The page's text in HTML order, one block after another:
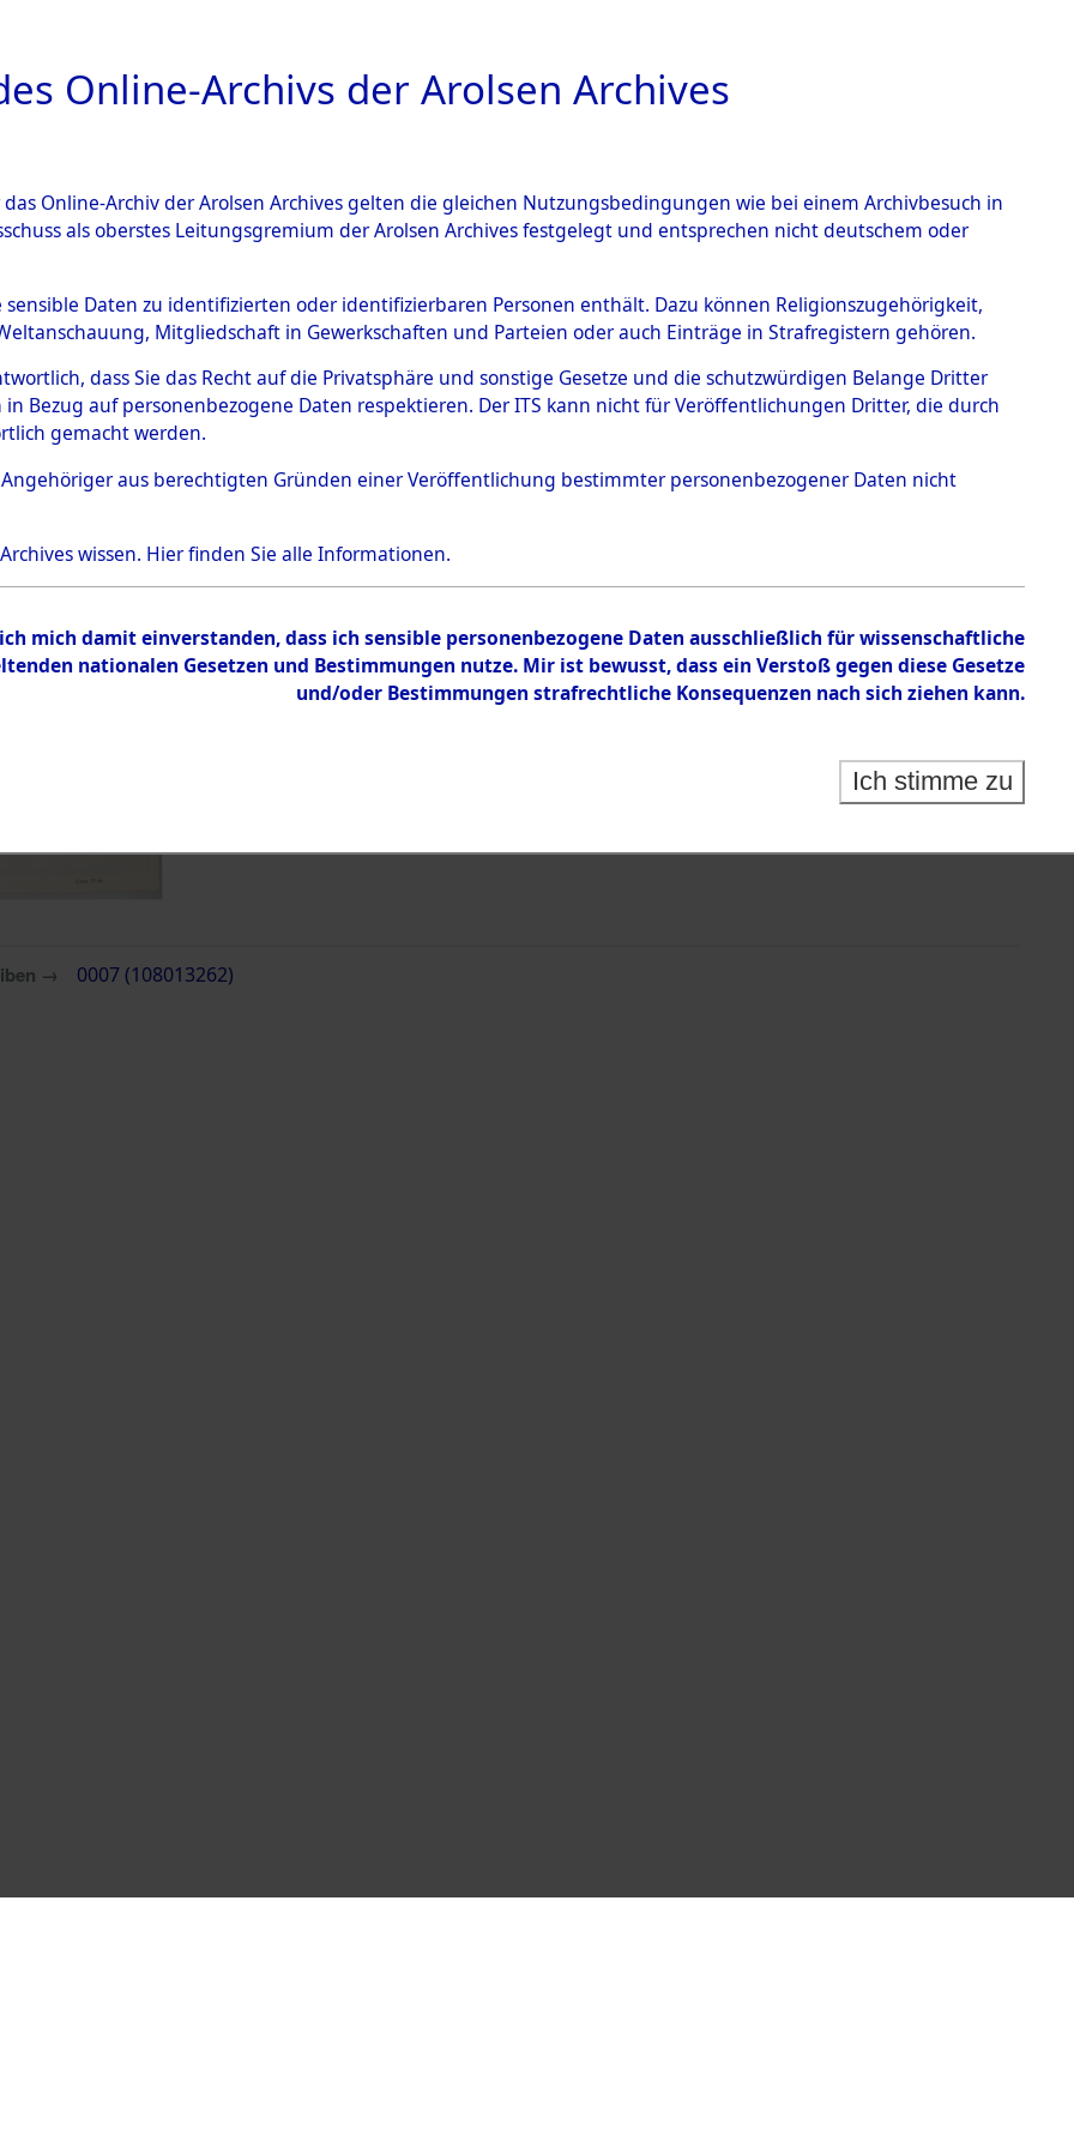
ARCHIVALE ÜBERSICHT BILD
0007 (108013262)
Person ROWINSKI, WALDEMAR
Bestand
→ 0007 (108013262)
Online-Archivs der Arolsen Archives
Online-Archiv der Arolsen Archives gelten die gleichen Nutzungsbedingungen wie bei einem Archivbesuch in
als oberstes Leitungsgremium der Arolsen Archives festgelegt und entsprechen nicht deutschem oder
sensible Daten zu identifizierten oder identifizierbaren Personen enthält. Dazu können Religionszugehörigkeit,
Mitgliedschaft in Gewerkschaften und Parteien oder auch Einträge in Strafregistern gehören.
dass Sie das Recht auf die Privatsphäre und sonstige Gesetze und die schutzwürdigen Belange Dritter
Bezug auf personenbezogene Daten respektieren. Der ITS kann nicht für Veröffentlichungen Dritter, die durch
gemacht werden.
Angehöriger aus berechtigten Gründen einer Veröffentlichung bestimmter personenbezogener Daten nicht
wissen. Hierfinden Sie alle Informationen.
mich damit einverstanden, dass ich sensible personenbezogene Daten ausschließlich für wissenschaftliche
nationalen Gesetzen und Bestimmungen nutze. Mir ist bewusst, dass ein Verstoß gegen diese Gesetze
und/oder Bestimmungen strafrechtliche Konsequenzen nach sich ziehen kann.
Ich stimme zu